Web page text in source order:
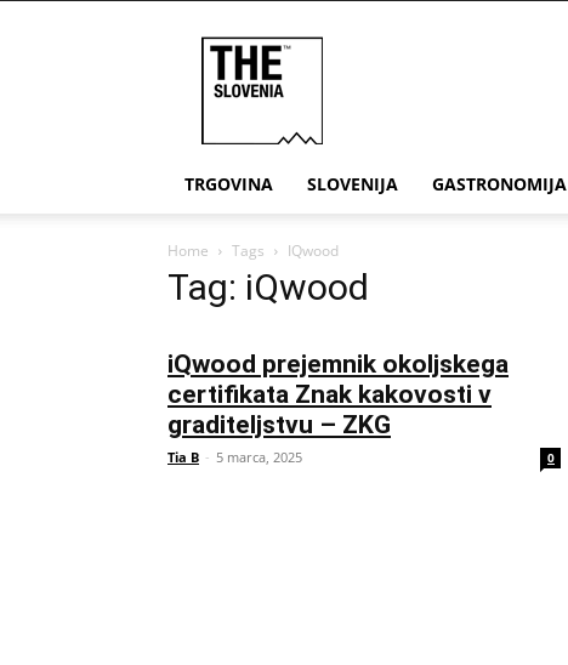
TRGOVINA SLOVENIJA GASTRONOMIJA
Home Tags IQwood
Tag: iQwood
iQwood prejemnik okoljskega
certifikata Znak kakovosti v
graditeljstvu – ZKG
Tia B - 5 marca, 2025 0